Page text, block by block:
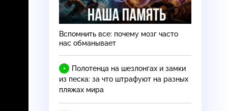
Вспомнить все: почему мозг часто
нас обманывает
Полотенца на шезлонгах и замки
из песка: за что штрафуют на разных
пляжах мира